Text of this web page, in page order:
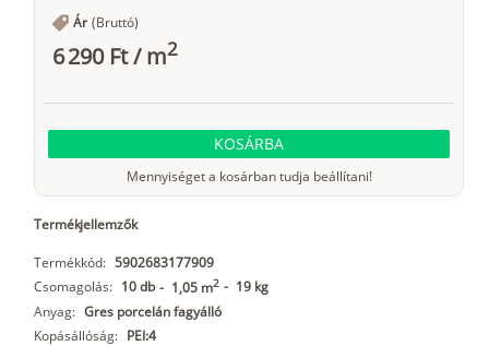
Ár (Bruttó)
6 290 Ft/m2
KOSÁRBA
Mennyiséget a kosárban tudja beállítani!
Termékjellemzők
Termékkód: 5902683177909
Csomagolás: 10 db - 1,05 m2 - 19 kg
Anyag: Gres porcelán fagyálló
Kopásállóság: PEI:4